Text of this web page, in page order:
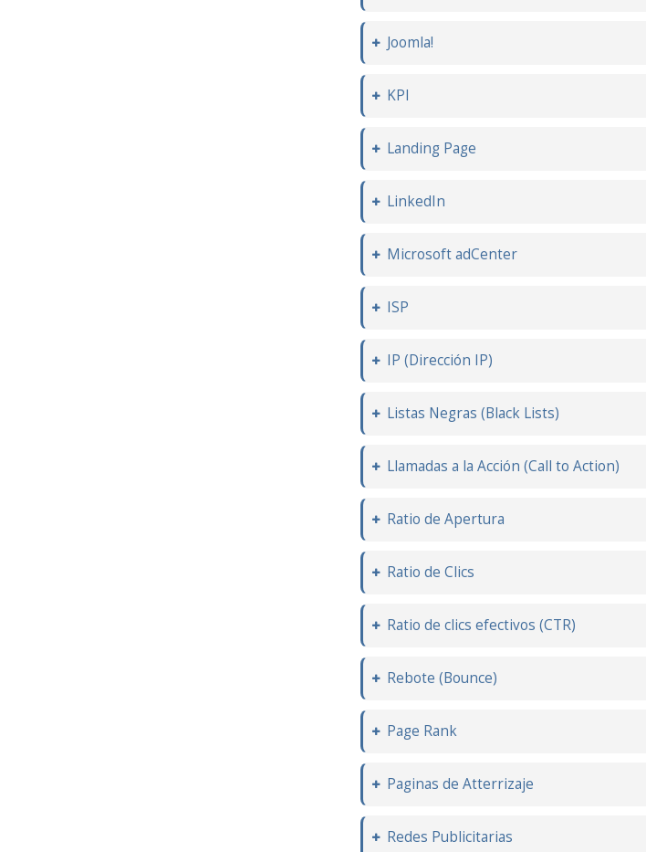
Joomla!
KPI
Landing Page
LinkedIn
Microsoft adCenter
ISP
IP (Dirección IP)
Listas Negras (Black Lists)
Llamadas a la Acción (Call to Action)
Ratio de Apertura
Ratio de Clics
Ratio de clics efectivos (CTR)
Rebote (Bounce)
Page Rank
Paginas de Atterrizaje
Redes Publicitarias